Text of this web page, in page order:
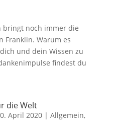
bringt noch immer die
Franklin. Warum es
und dein Wissen zu
findest du
die Welt
April 2020| Allgemein,